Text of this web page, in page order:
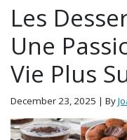
Les
Une
Vie Plus
December 23, 2025 | By